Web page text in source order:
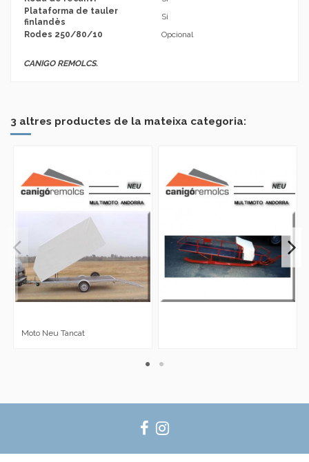
Plataforma de tauler
finlandès
Si
Rodes 250/80/10
Opcional
CANIGO REMOLCS.
3 altres productes de la mateixa categoria:
Moto Neu Tancat